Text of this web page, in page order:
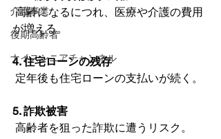
介護事業
後期高齢者
ナイスシニアチャンネル
高齢になるにつれ、医療や介護の費用
が増える。
4. 住宅ローンの残存
定年後も住宅ローンの支払いが続く。
5. 詐欺被害
高齢者を狙った詐欺に遭うリスク。